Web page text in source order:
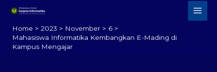
content
Home 2023 November
6
Mahasiswa Informatika Kembangkan E-Mading di
Kampus Mengajar